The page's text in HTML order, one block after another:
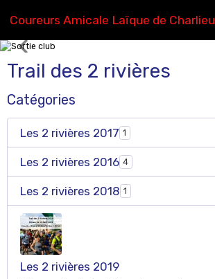
Coureurs Amicale Laïque de Charlieu
Trail des 2 rivières
Catégories
Les 2 rivières 2017 1
Les 2 rivières 2016 4
Les 2 rivières 2018 1
Les 2 rivières 2019